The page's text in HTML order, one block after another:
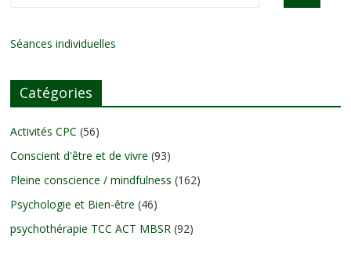
Séances individuelles
Catégories
Activités CPC (56)
Conscient d'être et de vivre (93)
Pleine conscience / mindfulness (162)
Psychologie et Bien-être (46)
psychothérapie TCC ACT MBSR (92)